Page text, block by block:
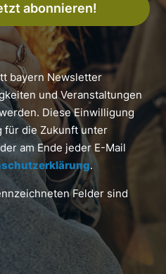
abonnieren!
bayern Newsletter
und Veranstaltungen
Diese Einwilligung
für die Zukunft unter
am Ende jeder E-Mail
.
Felder sind